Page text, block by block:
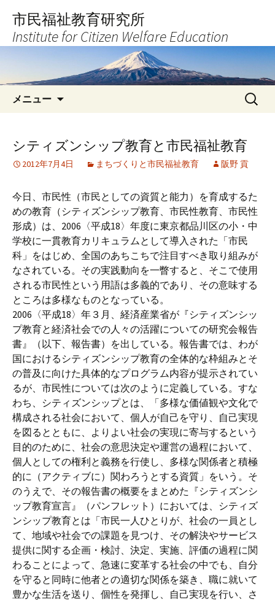
へ
キ
市民福祉教育研究所
Institute for Citizen Welfare Education
メニュー
検
索:
シティズンシップ教育と市民福祉教育
2012年7月4日 まちづくりと市民福祉教育 阪野 貢
今日、市民性（市民としての資質と能力）を育成するた
めの教育（シティズンシップ教育、市民性教育、市民性
形成）は、2006〈平成18〉年度に東京都品川区の小・中
学校に一貫教育カリキュラムとして導入された「市民
科」をはじめ、全国のあちこちで注目すべき取り組みが
なされている。その実践動向を一瞥すると、そこで使用
される市民性という用語は多義的であり、その意味する
ところは多様なものとなっている。
2006〈平成18〉年３月、経済産業省が『シティズンシッ
プ教育と経済社会での人々の活躍についての研究会報告
書』（以下、報告書）を出している。報告書では、わが
国におけるシティズンシップ教育の全体的な枠組みとそ
の普及に向けた具体的なプログラム内容が提示されてい
るが、市民性については次のように定義している。すな
わち、シティズンシップとは、「多様な価値観や文化で
構成される社会において、個人が自己を守り、自己実現
を図るとともに、よりよい社会の実現に寄与するという
目的のために、社会の意思決定や運営の過程において、
個人としての権利と義務を行使し、多様な関係者と積極
的に（アクティブに）関わろうとする資質」をいう。そ
のうえで、その報告書の概要をまとめた『シティズンシ
ップ教育宣言』（パンフレット）においては、シティズ
ンシップ教育とは「市民一人ひとりが、社会の一員とし
て、地域や社会での課題を見つけ、その解決やサービス
提供に関する企画・検討、決定、実施、評価の過程に関
わることによって、急速に変革する社会の中でも、自分
を守ると同時に他者との適切な関係を築き、職に就いて
豊かな生活を送り、個性を発揮し、自己実現を行い、さ